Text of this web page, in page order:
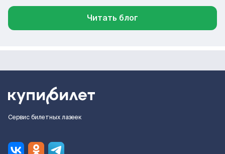
Читать блог
Сервис билетных лазеек